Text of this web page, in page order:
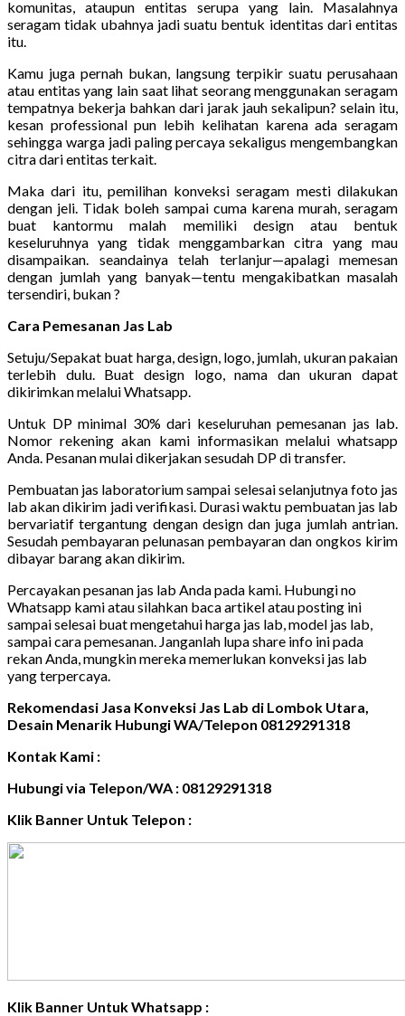
komunitas, ataupun entitas serupa yang lain. Masalahnya
seragam tidak ubahnya jadi suatu bentuk identitas dari entitas
itu.
Kamu juga pernah bukan, langsung terpikir suatu perusahaan
atau entitas yang lain saat lihat seorang menggunakan seragam
tempatnya bekerja bahkan dari jarak jauh sekalipun? selain itu,
kesan professional pun lebih kelihatan karena ada seragam
sehingga warga jadi paling percaya sekaligus mengembangkan
citra dari entitas terkait.
Maka dari itu, pemilihan konveksi seragam mesti dilakukan
dengan jeli. Tidak boleh sampai cuma karena murah, seragam
buat kantormu malah memiliki design atau bentuk
keseluruhnya yang tidak menggambarkan citra yang mau
disampaikan. seandainya telah terlanjur—apalagi memesan
dengan jumlah yang banyak—tentu mengakibatkan masalah
tersendiri, bukan ?
Cara Pemesanan Jas Lab
Setuju/Sepakat buat harga, design, logo, jumlah, ukuran pakaian
terlebih dulu. Buat design logo, nama dan ukuran dapat
dikirimkan melalui Whatsapp.
Untuk DP minimal 30% dari keseluruhan pemesanan jas lab.
Nomor rekening akan kami informasikan melalui whatsapp
Anda. Pesanan mulai dikerjakan sesudah DP di transfer.
Pembuatan jas laboratorium sampai selesai selanjutnya foto jas
lab akan dikirim jadi verifikasi. Durasi waktu pembuatan jas lab
bervariatif tergantung dengan design dan juga jumlah antrian.
Sesudah pembayaran pelunasan pembayaran dan ongkos kirim
dibayar barang akan dikirim.
Percayakan pesanan jas lab Anda pada kami. Hubungi no
Whatsapp kami atau silahkan baca artikel atau posting ini
sampai selesai buat mengetahui harga jas lab, model jas lab,
sampai cara pemesanan. Janganlah lupa share info ini pada
rekan Anda, mungkin mereka memerlukan konveksi jas lab
yang terpercaya.
Rekomendasi Jasa Konveksi Jas Lab di Lombok Utara,
Desain Menarik Hubungi WA/Telepon 08129291318
Kontak Kami :
Hubungi via Telepon/WA : 08129291318
Klik Banner Untuk Telepon :
Klik Banner Untuk Whatsapp :